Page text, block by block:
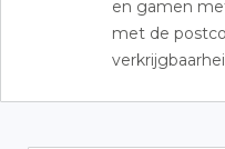
en gamen
met de